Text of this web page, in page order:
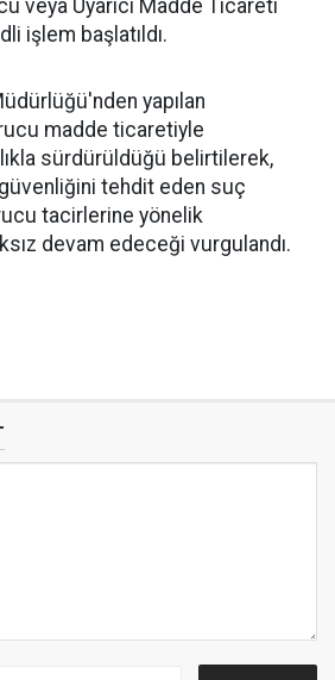
veya Uyarıcı Madde Ticareti
işlem başlatıldı.
yapılan
madde ticaretiyle
sürdürüldüğü belirtilerek,
tehdit eden suç
tacirlerine yönelik
devam edeceği vurgulandı.